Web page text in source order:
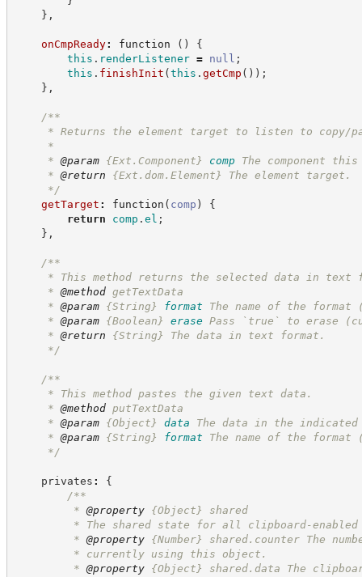
} ,
onCmpReady: function ( )
{
this . renderListener = null ;
this . finishInit (this . getCmp ( ) ) ;
} ,
/**
* Returns the element target to listen to copy/
*
* @param {Ext.Component} comp
The component
* @return {Ext.dom.Element}
The element target.
*/
getTarget : function ( comp )
{
return
comp . el ;
} ,
/**
* This method returns the selected data in text
* @method getTextData
* @param {String} format
The name of the
* @param {Boolean} erase Pass `true` to erase
* @return {String}
The data in text format.
*/
/**
* This method pastes the given text data.
* @method putTextData
* @param {Object} data
The data in the
* @param {String} format
The name of the
*/
privates :
{
/**
* @property {Object}
shared
* The shared state for all clipboard-enabled
* @property {Number}
shared.counter The
* currently using this object.
* @property {Object}
shared.data The